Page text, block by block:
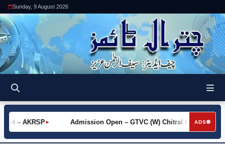
Sunday, 9 August 2026
ADS
►
– AKRSP ►
Admission Open – GTVC (W) Chitral City